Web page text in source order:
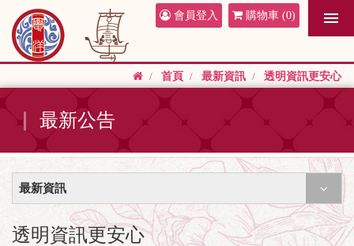
會員登入 購物車 (0)
首頁 最新資訊 透明資訊更安心
最新公告
最新資訊
透明資訊更安心